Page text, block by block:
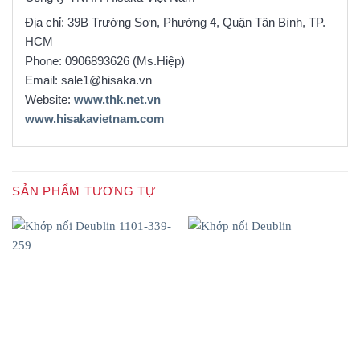
Địa chỉ: 39B Trường Sơn, Phường 4, Quận Tân Bình, TP.
HCM
Phone: 0906893626 (Ms.Hiệp)
Email: sale1@hisaka.vn
Website: www.thk.net.vn
www.hisakavietnam.com
SẢN PHẨM TƯƠNG TỰ